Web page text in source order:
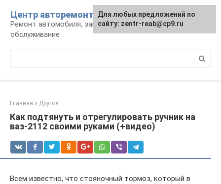
контенту
Центр авторемонта
Ремонт автомобиля, запчасти и
обслуживание
Главная » Другое
Как подтянуть и отрегулировать ручник на
ваз-2112 своими руками (+видео)
Всем известно, что стояночный тормоз, который в
Для любых предложений по
сайту: zentr-reab@cp9.ru